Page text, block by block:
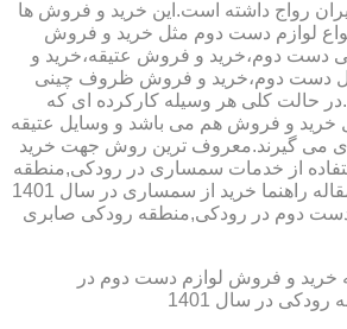
رواج داشته است.این خرید و فروش ها
لوازم دست دوم مثل خرید و فروش
دست دوم،خرید و فروش عتیقه،خرید و
دست دوم،خرید و فروش ظروف چینی
حالت کلی هر وسیله کارکرده ای که
خرید و فروش هم می باشد و وسایل عتیقه
می گیرند.معروف ترین روش جهت خرید
از خدمات سمساری در رودکی,منطقه
رودکی است.در ادامه مقاله راهنما خرید از سمساری در سال 1401
دست دوم در رودکی,منطقه رودکی صابری
خرید و فروش لوازم دست دوم در
در سال 1401